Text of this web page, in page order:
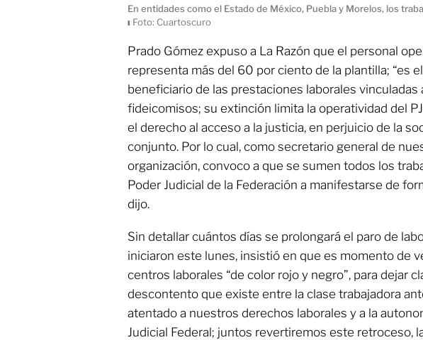
En entidades como el Estado de México, Puebla y Morelos, los
ı Foto: Cuartoscuro
Prado Gómez expuso a La Razón que el personal
representa más del 60 por ciento de la plantilla; “es
beneficiario de las prestaciones laborales vinculadas
fideicomisos; su extinción limita la operatividad del
el derecho al acceso a la justicia, en perjuicio de la
conjunto. Por lo cual, como secretario general de
organización, convoco a que se sumen todos los
Poder Judicial de la Federación a manifestarse de
dijo.
Sin detallar cuántos días se prolongará el paro de
iniciaron este lunes, insistió en que es momento de
centros laborales “de color rojo y negro”, para dejar
descontento que existe entre la clase trabajadora
atentado a nuestros derechos laborales y a la
Judicial Federal; juntos revertiremos este retroceso,